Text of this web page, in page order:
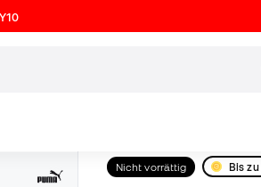
Nicht vorrättig Bis zu